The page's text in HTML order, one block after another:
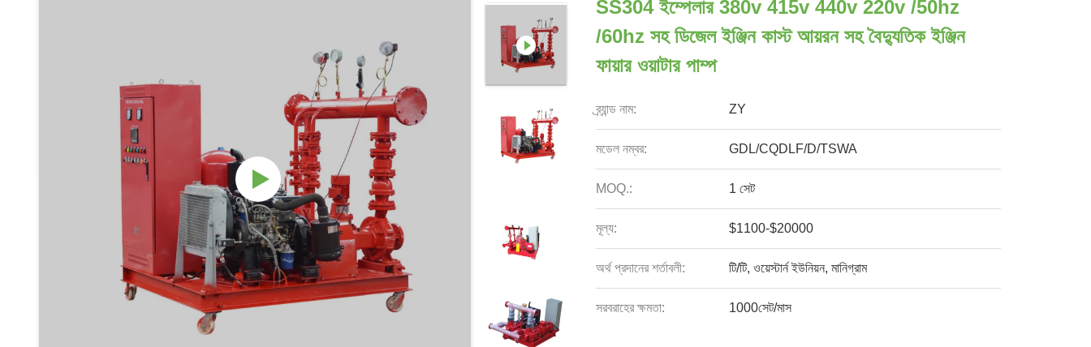
SS304 ইম্পেলার 380v 415v 440v 220v /50hz
/60hz সহ ডিজেল ইঞ্জিন কাস্ট আয়রন সহ বৈদ্যুতিক ইঞ্জিন
ফায়ার ওয়াটার পাম্প
ব্র্যান্ড নাম: ZY
মডেল নম্বর: GDL/CQDLF/D/TSWA
MOQ.: 1 সেট
মূল্য: $1100-$20000
অর্থ প্রদানের শর্তাবলী: টি/টি, ওয়েস্টার্ন ইউনিয়ন, মানিগ্রাম
সরবরাহের ক্ষমতা: 1000সেট/মাস